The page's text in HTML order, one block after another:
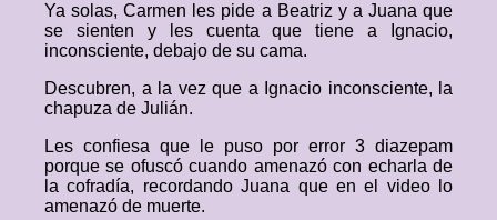
Ya solas, Carmen les pide a Beatriz y a Juana que
se sienten y les cuenta que tiene a Ignacio,
inconsciente, debajo de su cama.
Descubren, a la vez que a Ignacio inconsciente, la
chapuza de Julián.
Les confiesa que le puso por error 3 diazepam
porque se ofuscó cuando amenazó con echarla de
la cofradía, recordando Juana que en el video lo
amenazó de muerte.